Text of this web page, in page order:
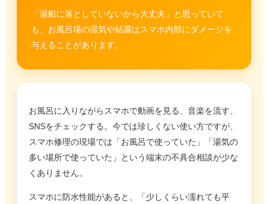
「湯船に落としていないから大丈夫」と思っていて
も、お風呂場の湿気や結露はスマホ内部にダメージを
与えることがあります。
お風呂に入りながらスマホで動画を見る、音楽を流す、
SNSをチェックする。今では珍しくない使い方ですが、
スマホ修理の現場では「お風呂で使っていた」「湯気の
多い場所で使っていた」という端末の不具合相談が少な
くありません。
スマホに防水性能があると、「少しくらい濡れても平